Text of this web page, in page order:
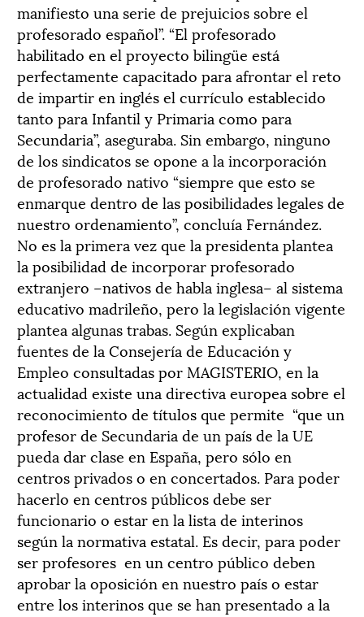
manifiesto una serie de prejuicios sobre el
profesorado español”. “El profesorado
habilitado en el proyecto bilingüe está
perfectamente capacitado para afrontar el reto
de impartir en inglés el currículo establecido
tanto para Infantil y Primaria como para
Secundaria”, aseguraba. Sin embargo, ninguno
de los sindicatos se opone a la incorporación
de profesorado nativo “siempre que esto se
enmarque dentro de las posibilidades legales de
nuestro ordenamiento”, concluía Fernández.
No es la primera vez que la presidenta plantea
la posibilidad de incorporar profesorado
extranjero –nativos de habla inglesa– al sistema
educativo madrileño, pero la legislación vigente
plantea algunas trabas. Según explicaban
fuentes de la Consejería de Educación y
Empleo consultadas por MAGISTERIO, en la
actualidad existe una directiva europea sobre el
reconocimiento de títulos que permite “que un
profesor de Secundaria de un país de la UE
pueda dar clase en España, pero sólo en
centros privados o en concertados. Para poder
hacerlo en centros públicos debe ser
funcionario o estar en la lista de interinos
según la normativa estatal. Es decir, para poder
ser profesores en un centro público deben
aprobar la oposición en nuestro país o estar
entre los interinos que se han presentado a la